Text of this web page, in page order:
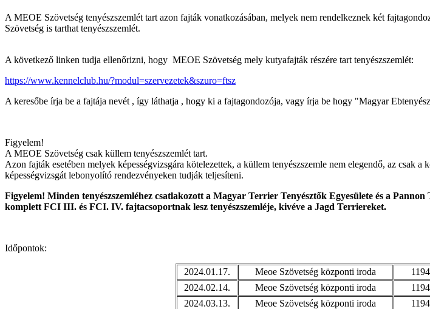
A MEOE Szövetség tenyészszemlét tart azon fajták vonatkozásában, melyek nem rendelkeznek két
Szövetség is tarthat tenyészszemlét.
A következő linken tudja ellenőrizni, hogy MEOE Szövetség mely kutyafajták részére tart tenyészszemlét:
https://www.kennelclub.hu/?modul=szervezetek&szuro=ftsz
A keresőbe írja be a fajtája nevét , így láthatja , hogy ki a fajtagondozója, vagy írja be hogy "Magyar
Figyelem!
A MEOE Szövetség csak küllem tenyészszemlét tart.
Azon fajták esetében melyek képességvizsgára kötelezettek, a küllem tenyészszemle nem elegendő, az csak
képességvizsgát lebonyolító rendezvényeken tudják teljesíteni.
Figyelem! Minden tenyészszemléhez csatlakozott a Magyar Terrier Tenyésztők Egyesülete és a
komplett FCI III. és FCI. IV. fajtacsoportnak lesz tenyészszemléje, kivéve a Jagd Terriereket.
Időpontok:
2024.01.17. Meoe Szövetség központi iroda
2024.02.14.
Meoe Szövetség központi iroda
2024.03.13.
Meoe Szövetség központi iroda